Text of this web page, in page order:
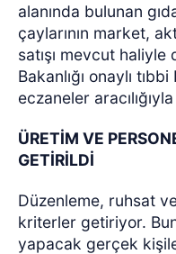
alanında bulunan
çaylarının market,
satışı mevcut
Bakanlığı onaylı
eczaneler
ÜRETİM VE
GETİRİLDİ
Düzenleme, ruhsat
kriterler getiriyor.
yapacak gerçek